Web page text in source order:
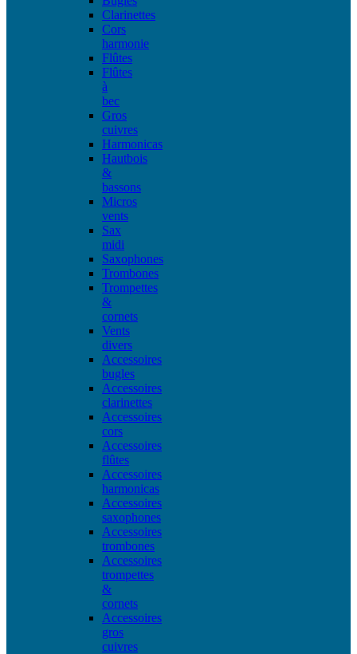
Clarinettes
Cors
harmonie
Flûtes
Flûtes
à
bec
Gros
cuivres
Harmonicas
Hautbois
&
bassons
Micros
vents
Sax
midi
Saxophones
Trombones
Trompettes
&
cornets
Vents
divers
Accessoires
bugles
Accessoires
clarinettes
Accessoires
cors
Accessoires
flûtes
Accessoires
harmonicas
Accessoires
saxophones
Accessoires
trombones
Accessoires
trompettes
&
cornets
Accessoires
gros
cuivres